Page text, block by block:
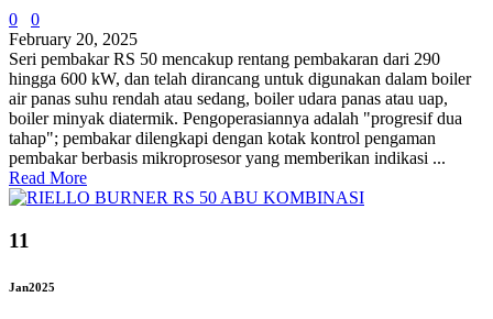
0
0
February 20, 2025
Seri pembakar RS 50 mencakup rentang pembakaran dari 290
hingga 600 kW, dan telah dirancang untuk digunakan dalam boiler
air panas suhu rendah atau sedang, boiler udara panas atau uap,
boiler minyak diatermik. Pengoperasiannya adalah "progresif dua
tahap"; pembakar dilengkapi dengan kotak kontrol pengaman
pembakar berbasis mikroprosesor yang memberikan indikasi ...
Read More
11
Jan2025